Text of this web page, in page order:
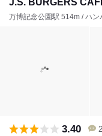
J.S. BURGERS
万博記念公園駅 514m / ハ
3.40